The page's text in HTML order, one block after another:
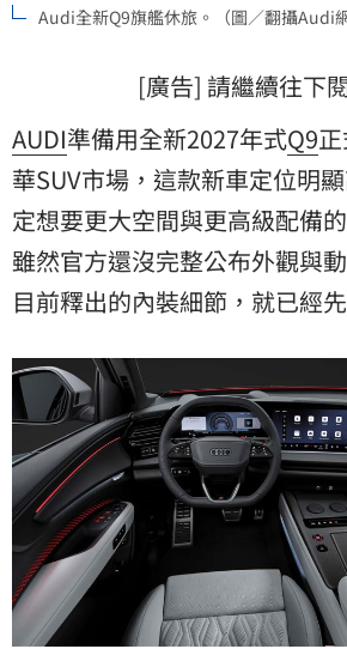
Audi全新Q9旗艦休旅。（圖／翻攝Audi網
[廣告] 請繼續往下
AUDI準備用全新2027年式Q9
華SUV市場，這款新車定位明
定想要更大空間與更高級配備
雖然官方還沒完整公布外觀與
目前釋出的內裝細節，就已經